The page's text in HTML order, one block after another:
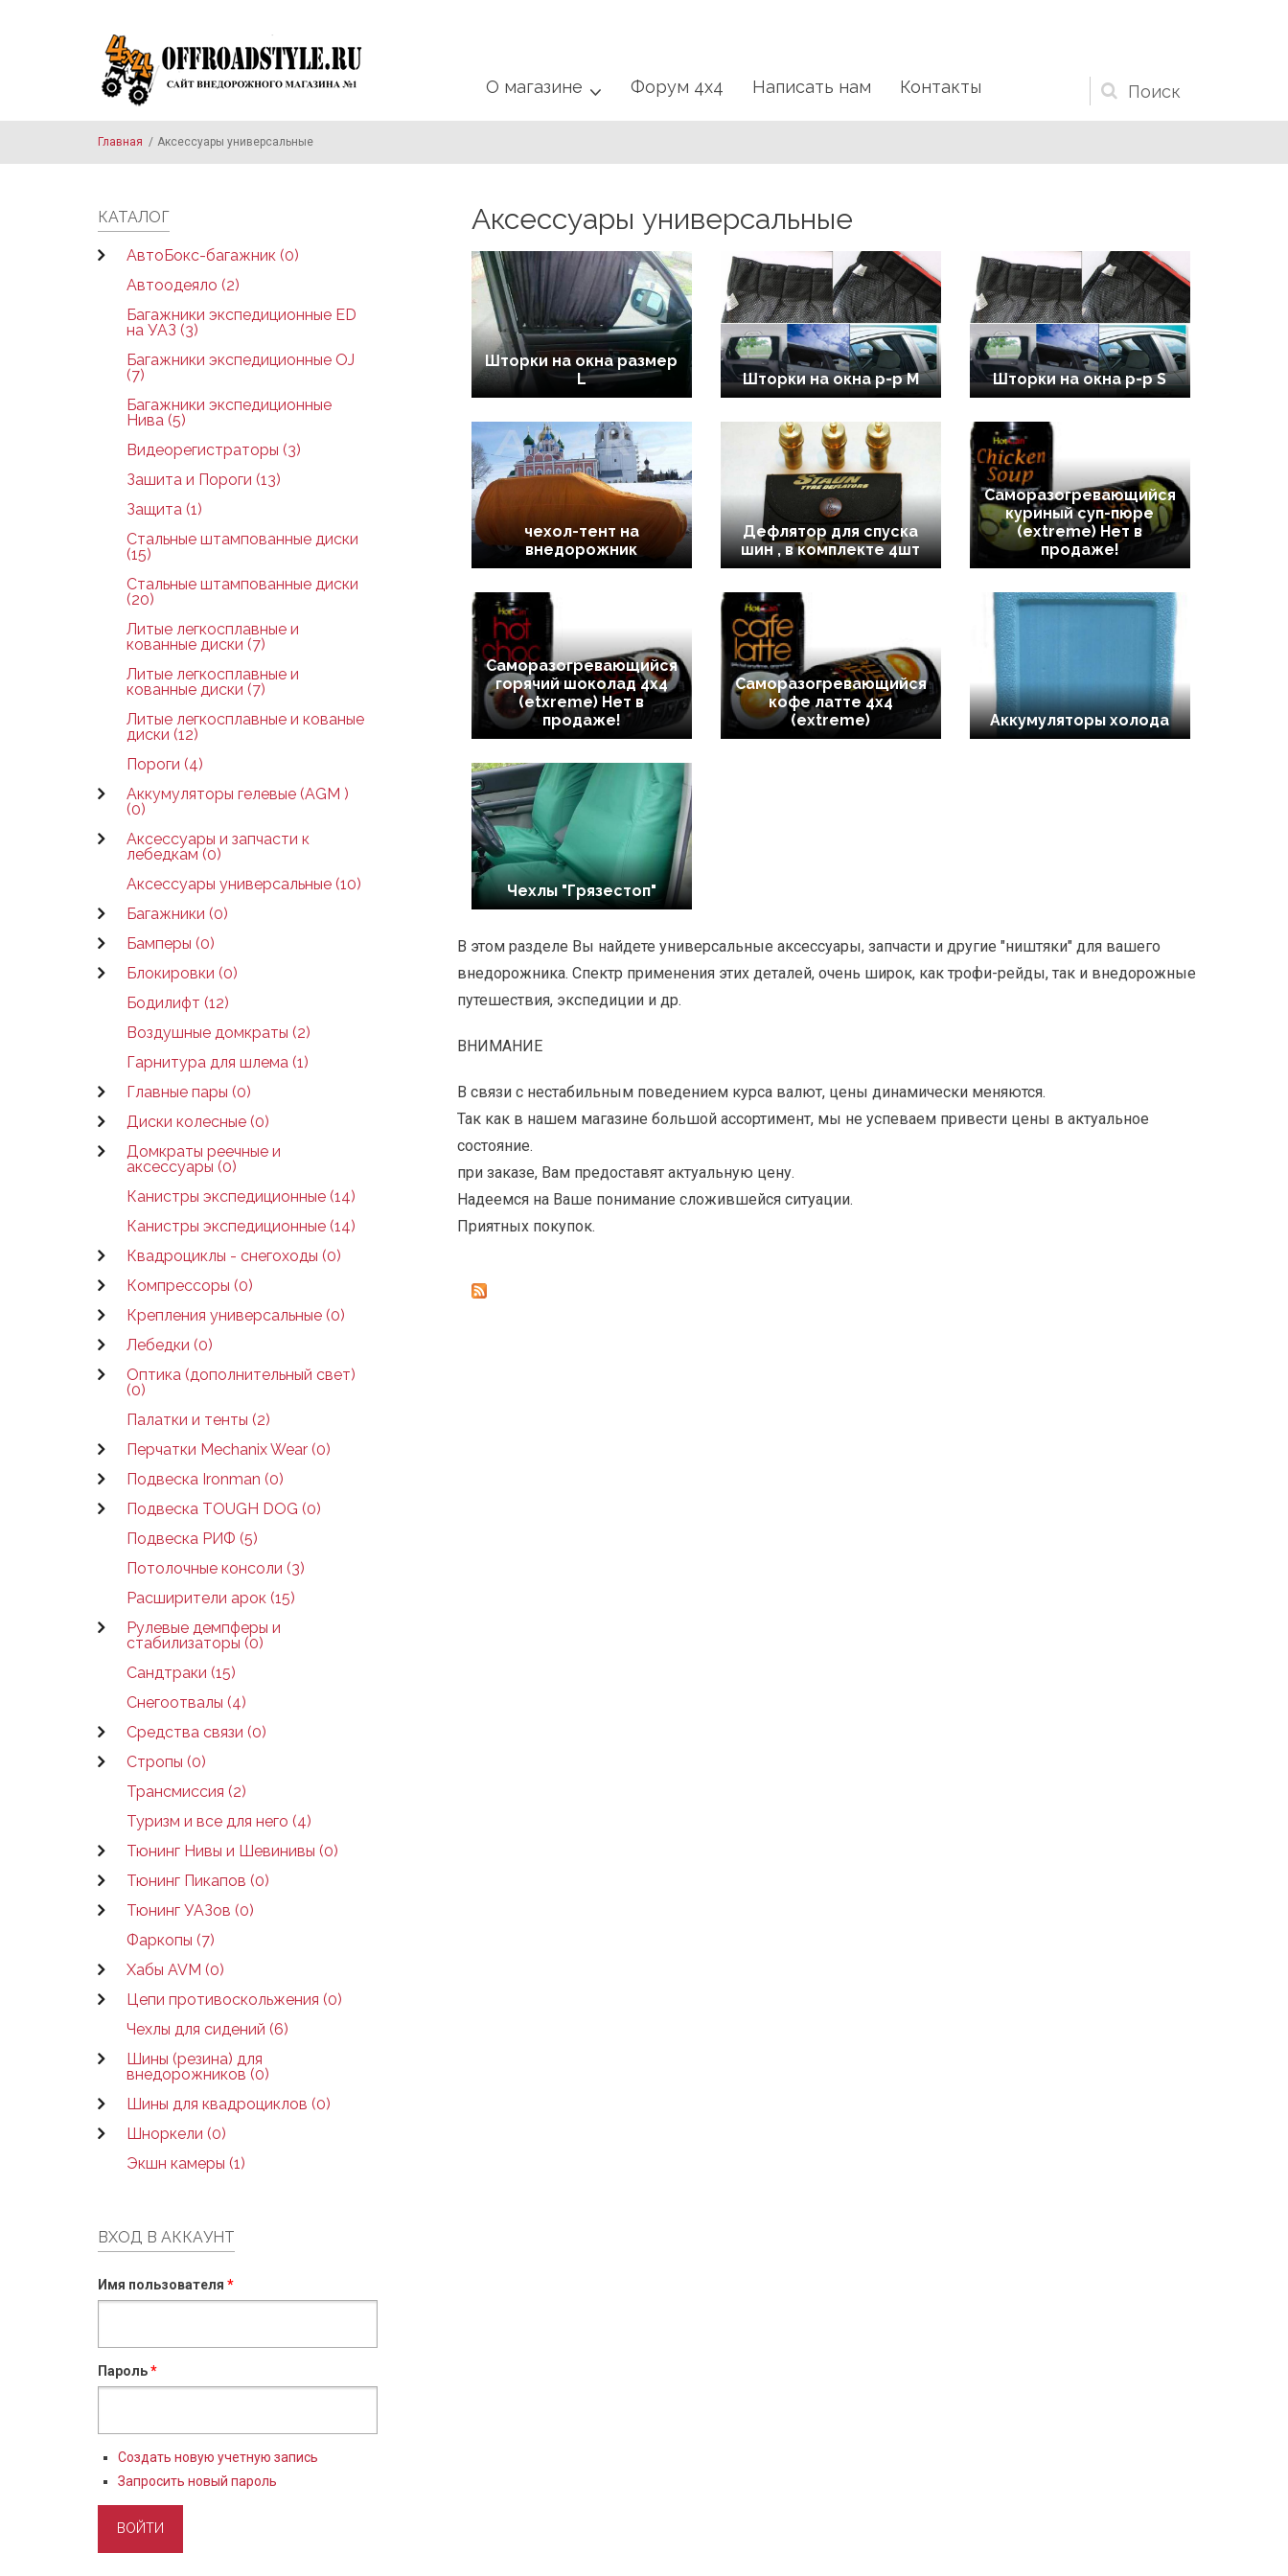
Форма
О магазине Форум 4x4 Написать нам Контакты
Главная / Аксессуары универсальные
КАТАЛОГ
АвтоБокс-багажник (0)
Автоодеяло (2)
Багажники экспедиционные ED
на УАЗ (3)
Багажники экспедиционные OJ
(7)
Багажники экспедиционные
Нива (5)
Видеорегистраторы (3)
Зашита и Пороги (13)
Защита (1)
Стальные штампованные диски
(15)
Стальные штампованные диски
(20)
Литые легкосплавные и
кованные диски (7)
Литые легкосплавные и
кованные диски (7)
Литые легкосплавные и кованые
диски (12)
Пороги (4)
Аккумуляторы гелевые (AGM )
(0)
Аксессуары и запчасти к
лебедкам (0)
Аксессуары универсальные (10)
Багажники (0)
Бамперы (0)
Блокировки (0)
Бодилифт (12)
Воздушные домкраты (2)
Гарнитура для шлема (1)
Главные пары (0)
Диски колесные (0)
Домкраты реечные и
аксессуары (0)
Канистры экспедиционные (14)
Канистры экспедиционные (14)
Квадроциклы - снегоходы (0)
Компрессоры (0)
Крепления универсальные (0)
Лебедки (0)
Оптика (дополнительный свет)
(0)
Палатки и тенты (2)
Перчатки Mechanix Wear (0)
Подвеска Ironman (0)
Подвеска TOUGH DOG (0)
Подвеска РИФ (5)
Потолочные консоли (3)
Расширители арок (15)
Рулевые демпферы и
стабилизаторы (0)
Сандтраки (15)
Снегоотвалы (4)
Средства связи (0)
Стропы (0)
Трансмиссия (2)
Туризм и все для него (4)
Тюнинг Нивы и Шевинивы (0)
Тюнинг Пикапов (0)
Тюнинг УАЗов (0)
Фаркопы (7)
Хабы AVM (0)
Цепи противоскольжения (0)
Чехлы для сидений (6)
Шины (резина) для
внедорожников (0)
Шины для квадроциклов (0)
Шноркели (0)
Экшн камеры (1)
ВХОД В АККАУНТ
Имя пользователя *
Пароль*
Создать новую учетную запись
Запросить новый пароль
Аксессуары универсальные
Шторки на окна размер
L
Шторки на окна р-р M Шторки на окна р-р S
чехол-тент на
внедорожник
Дефлятор для спуска
шин , в комплекте 4шт
Саморазогревающийся
куриный суп-пюре
(extreme) Нет в
продаже!
Саморазогревающийся
горячий шоколад 4x4
(etxreme) Нет в
продаже!
Саморазогревающийся
кофе латте 4х4
(extreme)
Аккумуляторы холода
Чехлы "Грязестоп"
В этом разделе Вы найдете универсальные аксессуары, запчасти и другие "ништяки" для вашего
внедорожника. Спектр применения этих деталей, очень широк, как трофи-рейды, так и внедорожные
путешествия, экспедиции и др.
ВНИМАНИЕ
В связи с нестабильным поведением курса валют, цены динамически меняются.
Так как в нашем магазине большой ассортимент, мы не успеваем привести цены в актуальное
состояние.
при заказе, Вам предоставят актуальную цену.
Надеемся на Ваше понимание сложившейся ситуации.
Приятных покупок.